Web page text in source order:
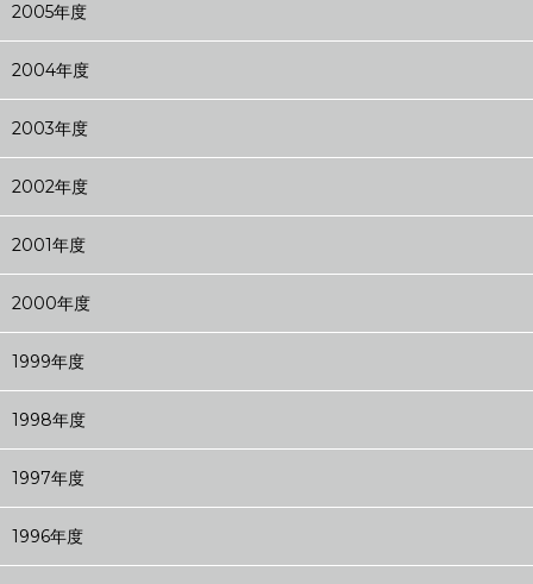
2005年度
2004年度
2003年度
2002年度
2001年度
2000年度
1999年度
1998年度
1997年度
1996年度